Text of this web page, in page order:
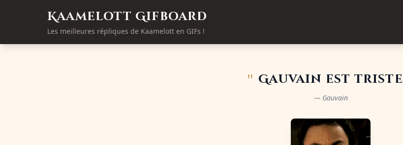
Kaamelott Gifboard
Les meilleures répliques de Kaamelott en GIFs !
" Gauvain est triste
— Gauvain